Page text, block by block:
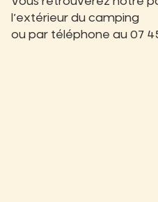
l’extérieur du camping
ou par téléphone au 07